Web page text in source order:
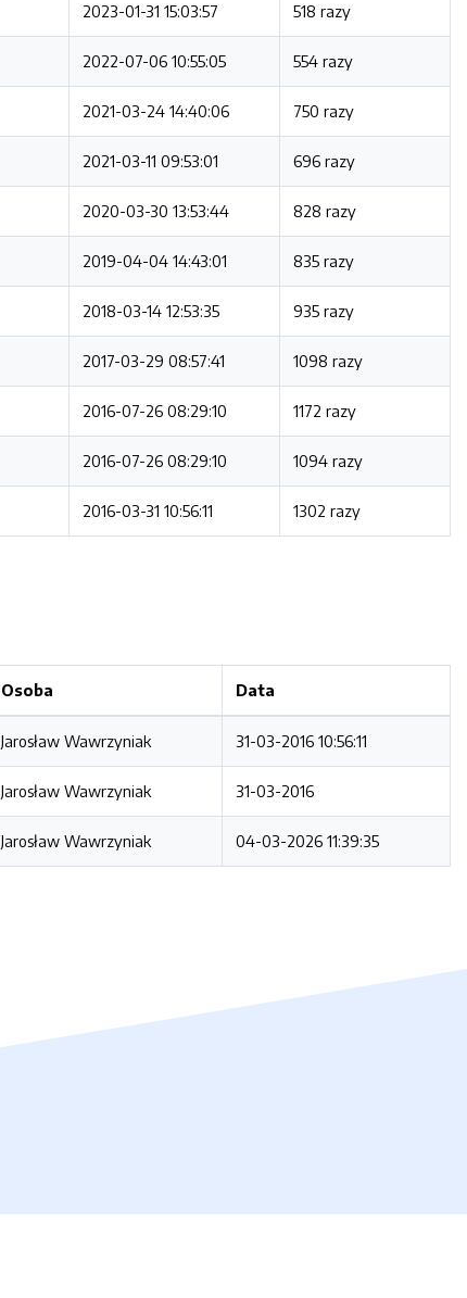
2023-01-31 15:03:57 518 razy
2022-07-06 10:55:05 554 razy
2021-03-24 14:40:06 750 razy
2021-03-11 09:53:01 696 razy
2020-03-30 13:53:44 828 razy
2019-04-04 14:43:01 835 razy
2018-03-14 12:53:35 935 razy
2017-03-29 08:57:41 1098 razy
2016-07-26 08:29:10 1172 razy
2016-07-26 08:29:10 1094 razy
2016-03-31 10:56:11 1302 razy
Osoba Data
Jarosław Wawrzyniak 31-03-2016 10:56:11
Jarosław Wawrzyniak 31-03-2016
Jarosław Wawrzyniak 04-03-2026 11:39:35